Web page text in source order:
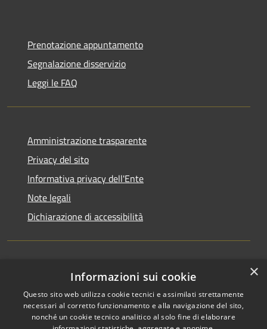
Prenotazione appuntamento
Segnalazione disservizio
Leggi le FAQ
Amministrazione trasparente
Privacy del sito
Informativa privacy dell'Ente
Note legali
Dichiarazione di accessibilità
Newsletter ×
Informazioni sui cookie
Questo sito web utilizza cookie tecnici e assimilati strettamente
necessari al corretto funzionamento e alla navigazione del sito,
nonché un cookie tecnico analitico al solo fine di elaborare